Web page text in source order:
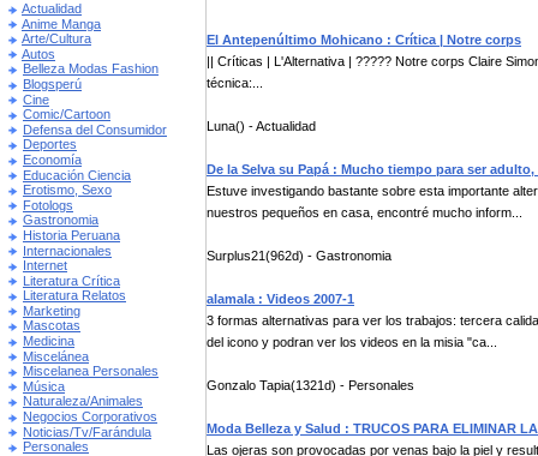
Actualidad
Anime Manga
Arte/Cultura
Autos
Belleza Modas Fashion
Blogsperú
Cine
Comic/Cartoon
Defensa del Consumidor
Deportes
Economía
Educación Ciencia
Erotismo, Sexo
Fotologs
Gastronomia
Historia Peruana
Internacionales
Internet
Literatura Crítica
Literatura Relatos
Marketing
Mascotas
Medicina
Miscelánea
Miscelanea Personales
Música
Naturaleza/Animales
Negocios Corporativos
Noticias/Tv/Farándula
Personales
El Antepenúltimo Mohicano : Crítica | Notre corps
|| Críticas | L'Alternativa | ????? Notre corps Claire
técnica:...
Luna() - Actualidad
De la Selva su Papá : Mucho tiempo para ser
Estuve investigando bastante sobre esta importante
nuestros pequeños en casa, encontré mucho inform...
Surplus21(962d) - Gastronomia
alamala : Videos 2007-1
3 formas alternativas para ver los trabajos: tercera
del icono y podran ver los videos en la misia "ca...
Gonzalo Tapia(1321d) - Personales
Moda Belleza y Salud : TRUCOS PARA ELIMINAR
Las ojeras son provocadas por venas bajo la piel y